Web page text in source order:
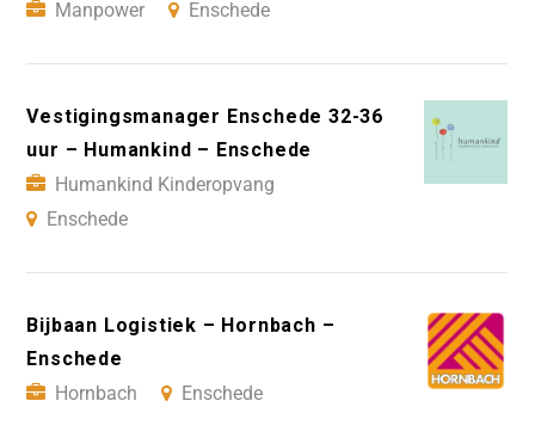
Manpower
Enschede
Vestigingsmanager Enschede 32-36
uur – Humankind – Enschede
Humankind Kinderopvang
Enschede
Bijbaan Logistiek – Hornbach –
Enschede
Hornbach
Enschede